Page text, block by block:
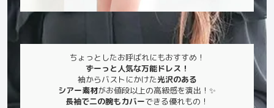
ちょっとしたお呼ばれにもおすすめ！
ずーっと人気な万能ドレス！
袖からバストにかけた光沢のある
シアー素材がお値段以上の高級感を演出！✨
長袖で二の腕もカバーできる優れもの！